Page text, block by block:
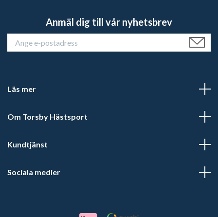
Anmäl dig till vår nyhetsbrev
Läs mer
Om Torsby Hästsport
Kundtjänst
Sociala medier